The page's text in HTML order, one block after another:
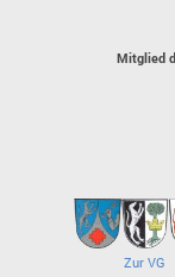
Mitglied
Zur VG